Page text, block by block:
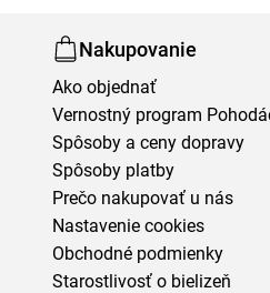
Nakupovanie
Ako objednať
Vernostný program
Spôsoby a ceny dopravy
Spôsoby platby
Prečo nakupovať u nás
Nastavenie cookies
Obchodné podmienky
Starostlivosť o bielizeň